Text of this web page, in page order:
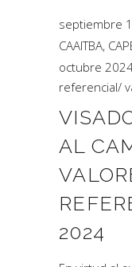
septiembre
CAAITBA,
octubre
referencial/
AL
2024